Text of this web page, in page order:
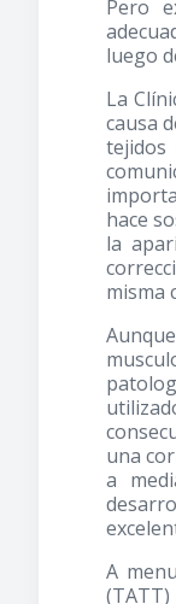
Pero
luego
La
causa
tejidos
hace
la
misma
una
a
A